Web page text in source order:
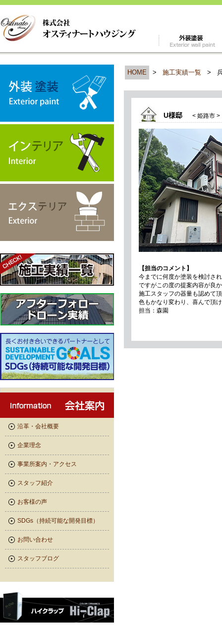
沿革・会社概要
企業理念
事業所案内・アクセス
スタッフ紹介
お客様の声
SDGs（持続可能な開発目標）
お問い合わせ
スタッフブログ
HOME > 施工実績一覧 >
U様邸 < 姫路市 >
【担当のコメント】
今までに何度か塗装を検討さ
ですがこの度の提案内容が良
施工スタッフの器量も認めて
色もかなり変わり、喜んで頂
担当：森園